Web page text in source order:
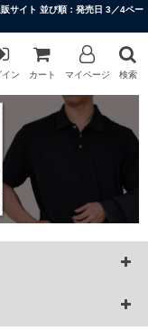
サイト 並び順：発売日 3／4ペー
イン カート マイページ 検索